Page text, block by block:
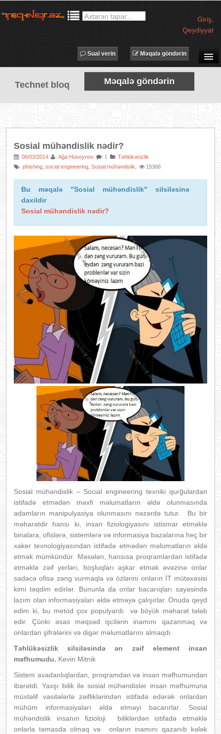
Giriş
Qeydiyyat
SUAL-CAVAB
TECHNET TV
MƏQALƏLƏR
AVADANLIQLAR
Məqalə göndərin
Sual verin
Technet bloq Məqalə göndərin
Sosial mühəndislik nədir?
: 06/03/2014 : Ağa Hüseynov : 1 : Təhlükəsizlik
: phishing social engineering Sosial mühəndislik 15366
Bu məqalə "Sosial mühəndislik" silsiləsinə
daxildir
Sosial mühəndislik nədir?
Sosial mühəndislik – Social engineering texniki qurğulardan
istifadə etmədən məxfi məlumatların əldə olunmasında
adamların manipulyasiya olunmasını nəzərdə tutur. Bu bir
məharətdir hansı ki, insan fiziologiyasını istismar etməklə
binalara, ofislərə, sistemlərə və informasiya bazalarına heç bir
xaker texnologiyasından istifadə etmədən məlumatların əldə
etmək mümkündür. Məsələn, hansısa proqramlardan istifadə
etməklə zəif yerləri, boşluqları aşkar etmək əvəzinə onlar
sadəcə ofisə zəng vurmaqla və özlərini onların İT mütəxəsisi
kimi təqdim edirlər. Bununla da onlar bacarıqları sayəsində
lazım olan informasiyaları əldə etməyə çalışırlar. Onuda qeyd
edim ki, bu metod çox populyardı və böyük məharət tələb
edir. Çünki əsas məqsəd işcilərin inamını qazanmaq və
onlardan şifrələrini və digər məlumatlarını almaqdı.
Təhlükəsizlik silsiləsində ən zəif element insan
məfhumudu. Kevin Mitnik
Sistem avadanlıqlardan, proqramdan və insan məfhumundan
ibarətdi. Yaxşı bilik ilə sosial mühəndislər insan məfhumuna
müxtəlif vasitələrlə zəifliklərindən istifadə edərək onlardan
mühüm informasiyaları əldə etməyi bacarırlar. Sosial
mühəndislik insanın fizioloji biliklərdən istifadə etməklə
onlarla təmasda olmaq və onların inamını qazanıb kələk